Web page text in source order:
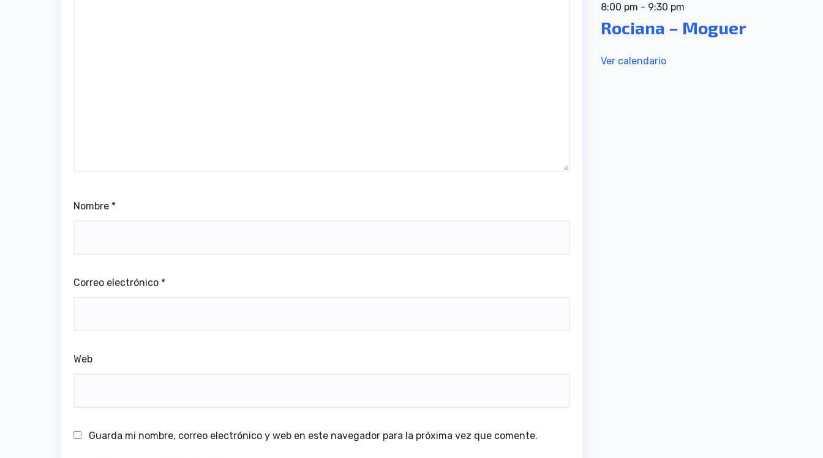
Nombre *
Correo electrónico *
Web
Guarda mi nombre, correo electrónico y web en este navegador para la próxima vez que comente.
8:00 pm - 9:30 pm
Rociana – Moguer
Ver calendario